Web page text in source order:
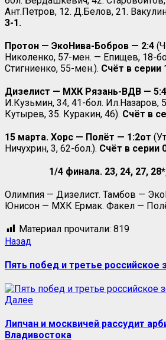
Ант.Петров, 12. Д.Белов, 21.
3-1.
Протон — ЭкоНива-Бобров — 2:4
Николенко, 57-мен. — Епищев, 18-
Стигниенко, 55-мен.). Счёт в серии
Дизелист — МХК Рязань-ВДВ — 5:4
И.Кузьмин, 34, 41-бол. Ил.Назаров,
Кутырев, 35. Куракин, 46). Счёт в
15 марта. Хорс — Полёт — 1:2от
Ничухрин, 3, 62-бол.). Счёт в серии
1/4 финала. 23, 24, 27,
Олимпия — Дизелист. Тамбов —
Юнисон — МХК Ермак. Факел —
Материал прочитали: 819
Назад
Пять побед и третье российское
Далее
Липчан и москвичей рассудит
Владивостока